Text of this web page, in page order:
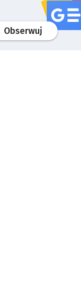
Obserwuj profil